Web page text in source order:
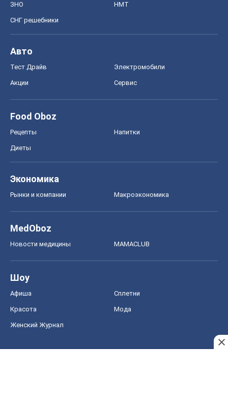
ЗНО НМТ
СНГ решебники
Авто
Тест Драйв Электромобили
Акции Сервис
Food Oboz
Рецепты Напитки
Диеты
Экономика
Рынки и компании Mакроэкономика
MedOboz
Новости медицины MAMACLUB
Шоу
Афиша Сплетни
Красота Мода
Женский Журнал